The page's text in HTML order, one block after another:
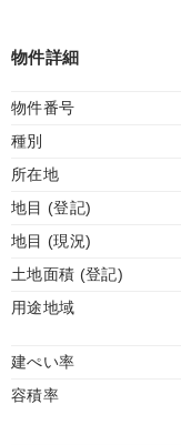
物件詳細
物件番号
種別
所在地
地目 (登記)
地目 (現況)
土地面積 (登記)
用途地域
建ぺい率
容積率